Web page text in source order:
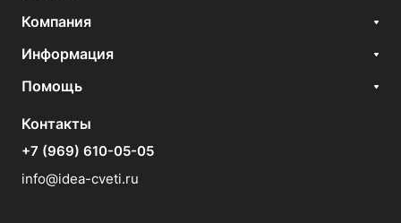
Компания
Информация
Помощь
Контакты
+7 (969) 610-05-05
info@idea-cveti.ru